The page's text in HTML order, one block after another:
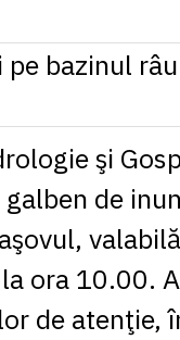
1 MXN
= 0.2227
1 NOK = 0.4191
1 RSD= 0.0425
1 RUB= 0.0530
1 SEK= 0.4526
= 0.1141
1 UAH= 0.1048
1 XDR
= 5.9383
1 ZAR = 0.2318
şi
de
ora 10.00.
de atenţie,